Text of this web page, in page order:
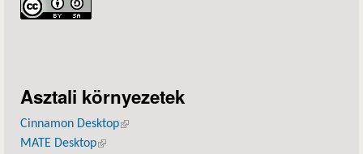
Asztali környezetek
Cinnamon Desktop(külső hivatkozás)
MATE Desktop(külső hivatkozás)